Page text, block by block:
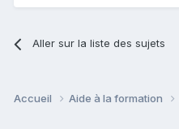
Aller sur la liste des sujets
Accueil Aide à la formation